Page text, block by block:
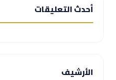
أحدث التعليقات
الأرشيف